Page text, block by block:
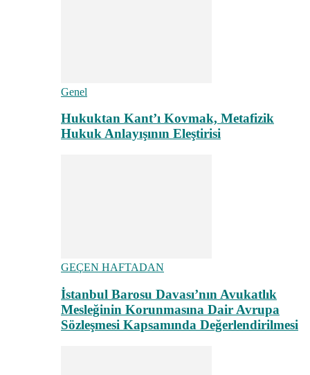
Genel
Hukuktan Kant’ı Kovmak, Metafizik
Hukuk Anlayışının Eleştirisi
GEÇEN HAFTADAN
İstanbul Barosu Davası’nın Avukatlık
Mesleğinin Korunmasına Dair Avrupa
Sözleşmesi Kapsamında Değerlendirilmesi